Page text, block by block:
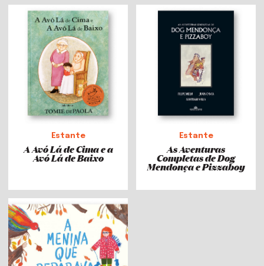
Estante
A Avó Lá de Cima e a
Avó Lá de Baixo
Estante
As Aventuras
Completas de Dog
Mendonça e Pizzaboy